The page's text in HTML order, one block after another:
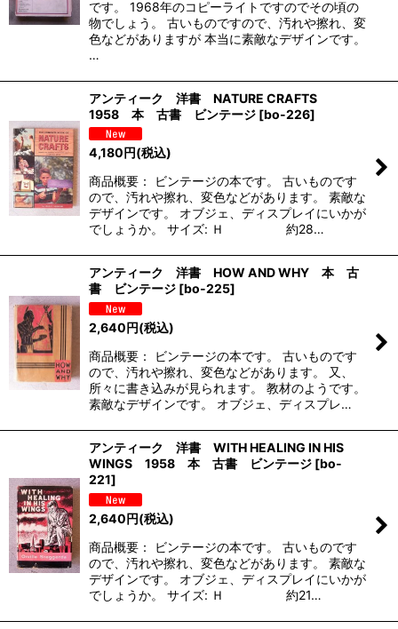
です。 1968年のコピーライトですのでその頃の
物でしょう。 古いものですので、汚れや擦れ、変
色などがありますが 本当に素敵なデザインです。
…
アンティーク 洋書 NATURE CRAFTS
1958 本 古書 ビンテージ [bo-226]
4,180円(税込)
商品概要： ビンテージの本です。 古いものです
ので、汚れや擦れ、変色などがあります。 素敵な
デザインです。 オブジェ、ディスプレイにいかが
でしょうか。 サイズ: Ｈ 約28…
アンティーク 洋書 HOW AND WHY 本 古
書 ビンテージ [bo-225]
2,640円(税込)
商品概要： ビンテージの本です。 古いものです
ので、汚れや擦れ、変色などがあります。 又、
所々に書き込みが見られます。 教材のようです。
素敵なデザインです。 オブジェ、ディスプレ…
アンティーク 洋書 WITH HEALING IN HIS
WINGS 1958 本 古書 ビンテージ [bo-
221]
2,640円(税込)
商品概要： ビンテージの本です。 古いものです
ので、汚れや擦れ、変色などがあります。 素敵な
デザインです。 オブジェ、ディスプレイにいかが
でしょうか。 サイズ: Ｈ 約21…